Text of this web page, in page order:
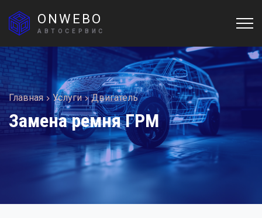
ONWEBO
АВТОСЕРВИС
Главная Услуги Двигатель
Замена ремня ГРМ